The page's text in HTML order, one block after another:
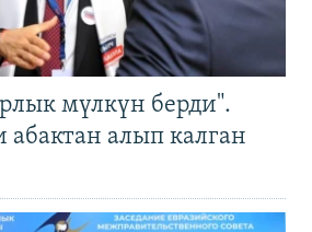
мүлкүн берди".
абактан алып калган